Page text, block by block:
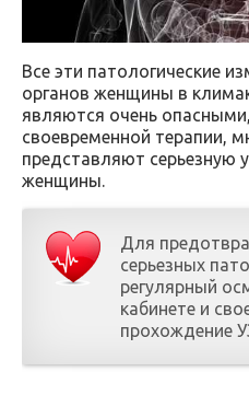
Все эти патологические
органов женщины в
являются очень
своевременной терапии,
представляют серьезную
женщины.
Для
серьезных
регулярный
кабинете и
прохождение